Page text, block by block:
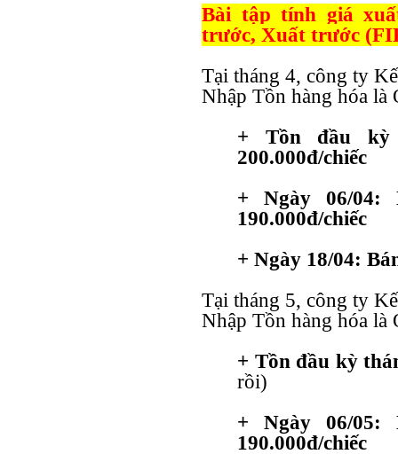
Bài tập tính giá
trước, Xuất trước
Tại tháng 4, công ty
Nhập Tồn hàng hóa là
+ Tồn đầu kỳ
200.000đ/chiếc
+ Ngày 06/04:
190.000đ/chiếc
+ Ngày 18/04:
Tại tháng 5, công ty
Nhập Tồn hàng hóa là
+ Tồn đầu kỳ
rồi)
+ Ngày 06/05:
190.000đ/chiếc